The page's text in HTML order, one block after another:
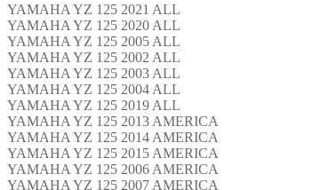
YAMAHA YZ 125 2021 ALL
YAMAHA YZ 125 2020 ALL
YAMAHA YZ 125 2005 ALL
YAMAHA YZ 125 2002 ALL
YAMAHA YZ 125 2003 ALL
YAMAHA YZ 125 2004 ALL
YAMAHA YZ 125 2019 ALL
YAMAHA YZ 125 2013 AMERICA
YAMAHA YZ 125 2014 AMERICA
YAMAHA YZ 125 2015 AMERICA
YAMAHA YZ 125 2006 AMERICA
YAMAHA YZ 125 2007 AMERICA